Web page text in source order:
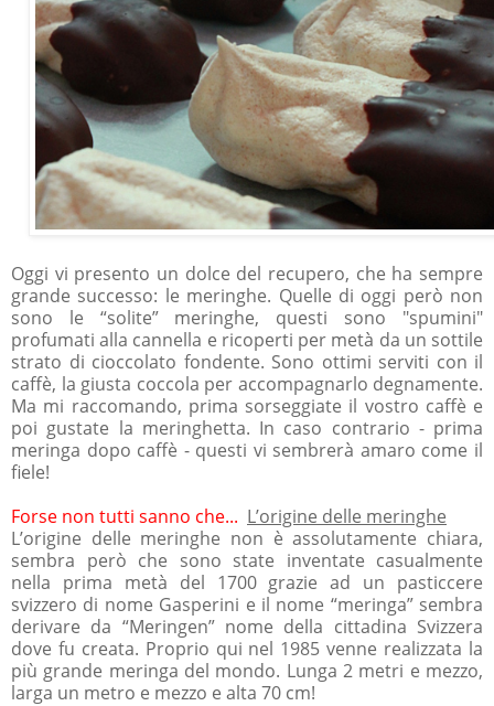
Oggi vi presento un dolce del recupero, che ha sempre
grande successo: le meringhe. Quelle di oggi però non
sono le “solite” meringhe, questi sono "spumini"
profumati alla cannella e ricoperti per metà da un sottile
strato di cioccolato fondente. Sono ottimi serviti con il
caffè, la giusta coccola per accompagnarlo degnamente.
Ma mi raccomando, prima sorseggiate il vostro caffè e
poi gustate la meringhetta. In caso contrario - prima
meringa dopo caffè - questi vi sembrerà amaro come il
fiele!
Forse non tutti sanno che... L’origine delle meringhe
L’origine delle meringhe non è assolutamente chiara,
sembra però che sono state inventate casualmente
nella prima metà del 1700 grazie ad un pasticcere
svizzero di nome Gasperini e il nome “meringa” sembra
derivare da “Meringen” nome della cittadina Svizzera
dove fu creata. Proprio qui nel 1985 venne realizzata la
più grande meringa del mondo. Lunga 2 metri e mezzo,
larga un metro e mezzo e alta 70 cm!